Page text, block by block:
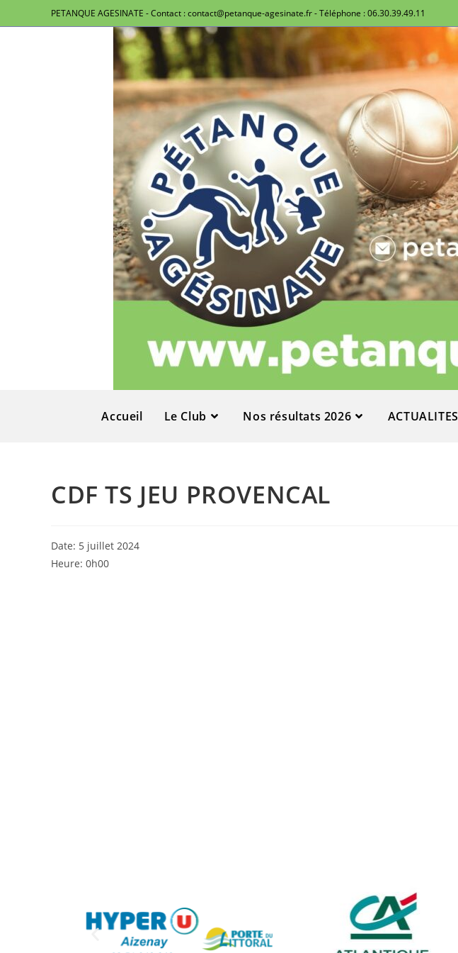
PETANQUE AGESINATE - Contact : contact@petanque-agesinate.fr - Téléphone : 06.30.39.49.11
Accueil Le Club Nos résultats 2026 ACTUALITES
CDF TS JEU PROVENCAL
Date: 5 juillet 2024
Heure: 0h00